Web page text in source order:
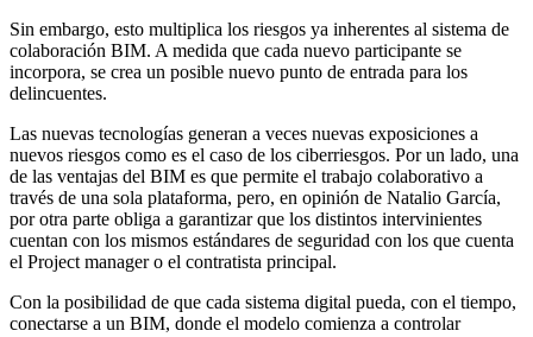
Sin embargo, esto multiplica los riesgos ya inherentes al sistema de
colaboración BIM. A medida que cada nuevo participante se
incorpora, se crea un posible nuevo punto de entrada para los
delincuentes.
Las nuevas tecnologías generan a veces nuevas exposiciones a
nuevos riesgos como es el caso de los ciberriesgos. Por un lado, una
de las ventajas del BIM es que permite el trabajo colaborativo a
través de una sola plataforma, pero, en opinión de Natalio García,
por otra parte obliga a garantizar que los distintos intervinientes
cuentan con los mismos estándares de seguridad con los que cuenta
el Project manager o el contratista principal.
Con la posibilidad de que cada sistema digital pueda, con el tiempo,
conectarse a un BIM, donde el modelo comienza a controlar